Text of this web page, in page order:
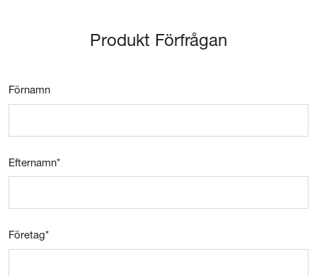
Produkt Förfrågan
Förnamn
Efternamn*
Företag*